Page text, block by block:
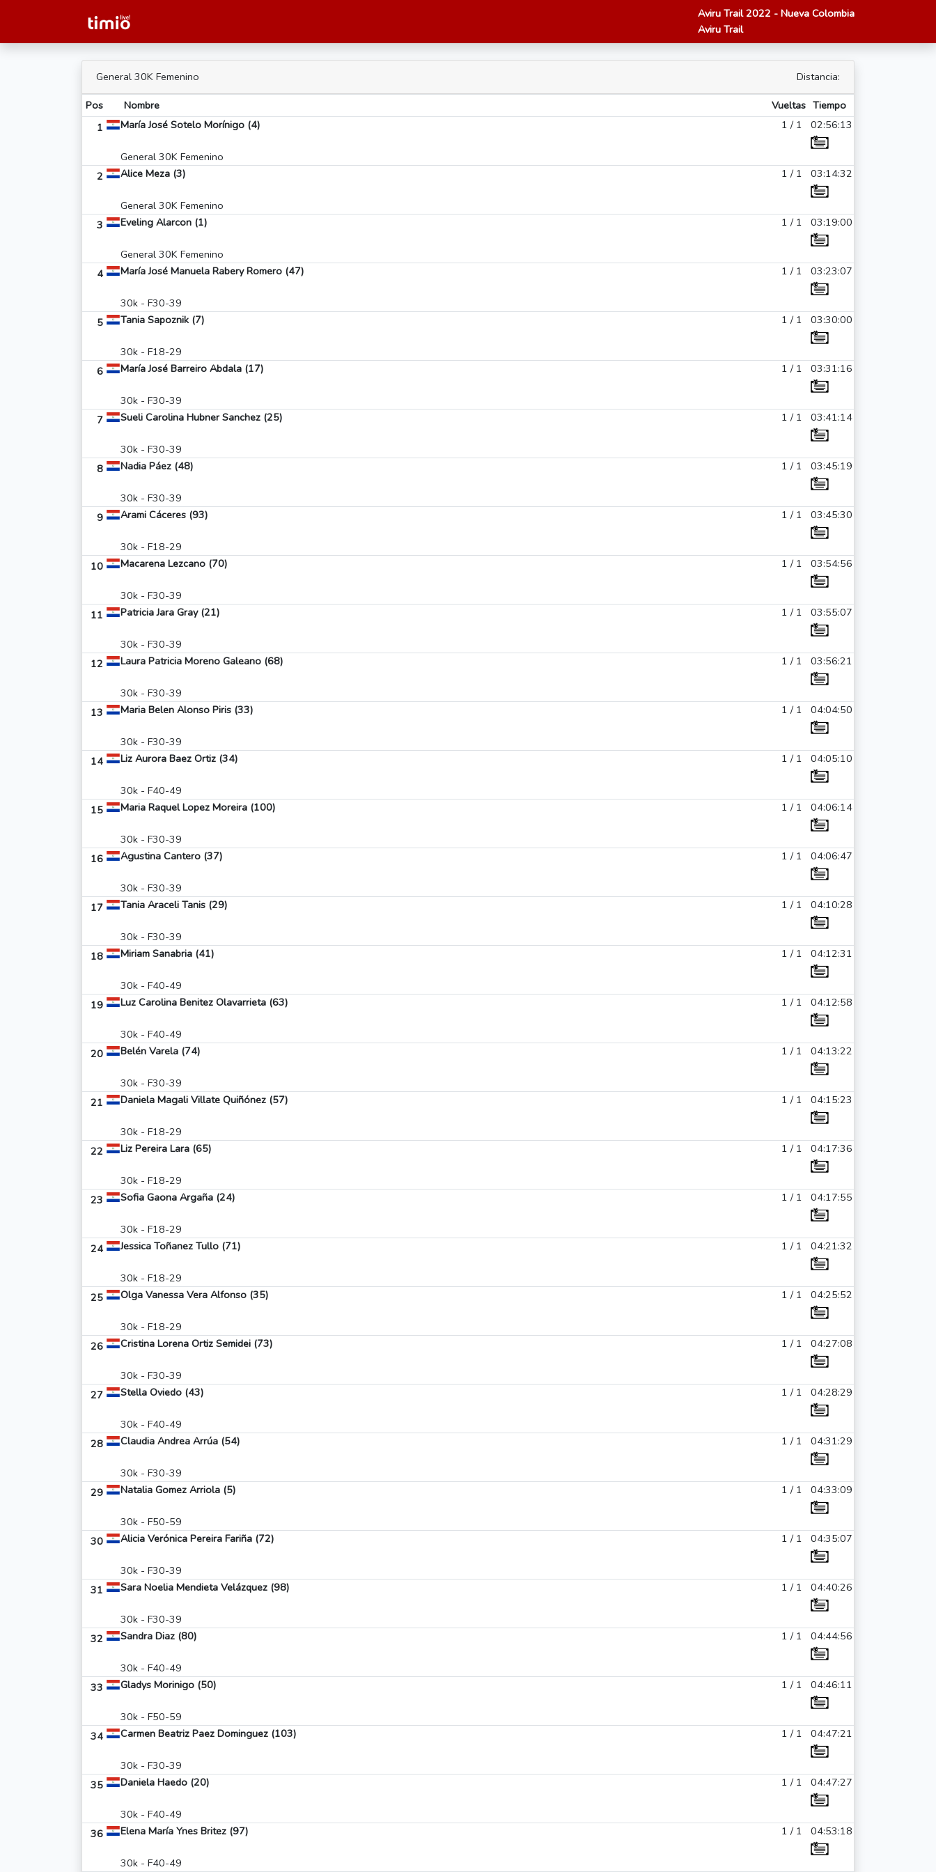
Aviru Trail 2022 - Nueva Colombia
Aviru Trail
General 30K Femenino Distancia:
Pos Nombre Vueltas Tiempo
1
María José Sotelo Morínigo (4)
General 30K Femenino
1 / 1 02:56:13
2 Alice Meza (3)
General 30K Femenino
1 / 1 03:14:32
3 Eveling Alarcon (1)
General 30K Femenino
1 / 1 03:19:00
4 María José Manuela Rabery Romero (47)
30k - F30-39
1 / 1 03:23:07
5 Tania Sapoznik (7)
30k - F18-29
1 / 1 03:30:00
6 María José Barreiro Abdala (17)
30k - F30-39
1 / 1 03:31:16
7 Sueli Carolina Hubner Sanchez (25)
30k - F30-39
1 / 1 03:41:14
8 Nadia Páez (48)
30k - F30-39
1 / 1 03:45:19
9 Arami Cáceres (93)
30k - F18-29
1 / 1 03:45:30
10 Macarena Lezcano (70)
30k - F30-39
1 / 1 03:54:56
11 Patricia Jara Gray (21)
30k - F30-39
1 / 1 03:55:07
12 Laura Patricia Moreno Galeano (68)
30k - F30-39
1 / 1 03:56:21
13 Maria Belen Alonso Piris (33)
30k - F30-39
1 / 1 04:04:50
14 Liz Aurora Baez Ortiz (34)
30k - F40-49
1 / 1 04:05:10
15 Maria Raquel Lopez Moreira (100)
30k - F30-39
1 / 1 04:06:14
16 Agustina Cantero (37)
30k - F30-39
1 / 1 04:06:47
17 Tania Araceli Tanis (29)
30k - F30-39
1 / 1 04:10:28
18 Miriam Sanabria (41)
30k - F40-49
1 / 1 04:12:31
19 Luz Carolina Benitez Olavarrieta (63)
30k - F40-49
1 / 1 04:12:58
20 Belén Varela (74)
30k - F30-39
1 / 1 04:13:22
21 Daniela Magali Villate Quiñónez (57)
30k - F18-29
1 / 1 04:15:23
22 Liz Pereira Lara (65)
30k - F18-29
1 / 1 04:17:36
23 Sofia Gaona Argaña (24)
30k - F18-29
1 / 1 04:17:55
24 Jessica Toñanez Tullo (71)
30k - F18-29
1 / 1 04:21:32
25 Olga Vanessa Vera Alfonso (35)
30k - F18-29
1 / 1 04:25:52
26 Cristina Lorena Ortiz Semidei (73)
30k - F30-39
1 / 1 04:27:08
27 Stella Oviedo (43)
30k - F40-49
1 / 1 04:28:29
28 Claudia Andrea Arrúa (54)
30k - F30-39
1 / 1 04:31:29
29 Natalia Gomez Arriola (5)
30k - F50-59
1 / 1 04:33:09
30 Alicia Verónica Pereira Fariña (72)
30k - F30-39
1 / 1 04:35:07
31 Sara Noelia Mendieta Velázquez (98)
30k - F30-39
1 / 1 04:40:26
32 Sandra Diaz (80)
30k - F40-49
1 / 1 04:44:56
33 Gladys Morinigo (50)
30k - F50-59
1 / 1 04:46:11
34 Carmen Beatriz Paez Dominguez (103)
30k - F30-39
1 / 1 04:47:21
35 Daniela Haedo (20)
30k - F40-49
1 / 1 04:47:27
36 Elena María Ynes Britez (97)
30k - F40-49
1 / 1 04:53:18